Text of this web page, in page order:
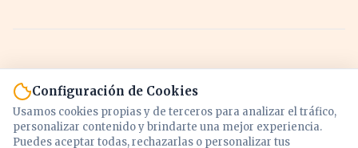
Configuración de Cookies
Usamos cookies propias y de terceros para analizar el tráfico,
personalizar contenido y brindarte una mejor experiencia.
Puedes aceptar todas, rechazarlas o personalizar tus